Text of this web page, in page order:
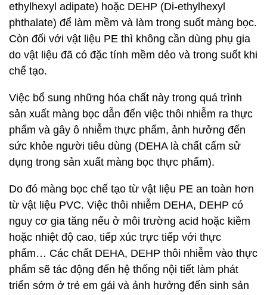
ethylhexyl adipate) hoặc DEHP (Di-ethylhexyl
phthalate) để làm mềm và làm trong suốt màng bọc.
Còn đối với vật liệu PE thì không cần dùng phụ gia
do vật liệu đã có đặc tính mềm dẻo và trong suốt khi
chế tạo.
Việc bổ sung những hóa chất này trong quá trình
sản xuất màng bọc dẫn đến việc thôi nhiễm ra thực
phẩm và gây ô nhiễm thực phẩm, ảnh hưởng đến
sức khỏe người tiêu dùng (DEHA là chất cấm sử
dụng trong sản xuất màng bọc thực phẩm).
Do đó màng bọc chế tạo từ vật liệu PE an toàn hơn
từ vật liệu PVC. Việc thôi nhiễm DEHA, DEHP có
nguy cơ gia tăng nếu ở môi trường acid hoặc kiềm
hoặc nhiệt độ cao, tiếp xúc trực tiếp với thực
phẩm… Các chất DEHA, DEHP thôi nhiễm vào thực
phẩm sẽ tác động đến hệ thống nội tiết làm phát
triển sớm ở trẻ em gái và ảnh hưởng đến sinh sản